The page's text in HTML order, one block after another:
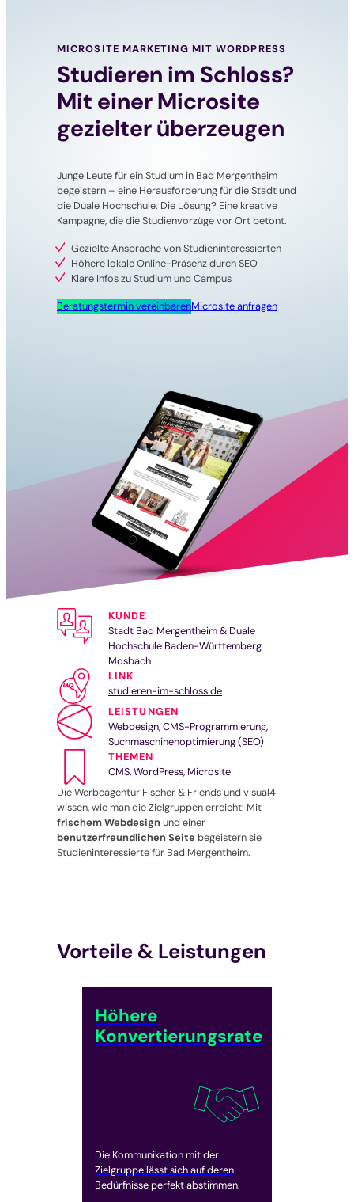
MICROSITE MARKETING MIT WORDPRESS
Studieren im Schloss?
Mit einer Microsite
gezielter überzeugen
Junge Leute für ein Studium in Bad Mergentheim
begeistern – eine Herausforderung für die Stadt und
die Duale Hochschule. Die Lösung? Eine kreative
Kampagne, die die Studienvorzüge vor Ort betont.
Gezielte Ansprache von Studieninteressierten
Höhere lokale Online-Präsenz durch SEO
Klare Infos zu Studium und Campus
Beratungstermin vereinbarenMicrosite anfragen
KUNDE
Stadt Bad Mergentheim & Duale
Hochschule Baden-Württemberg
Mosbach
LINK
studieren-im-schloss.de
LEISTUNGEN
Webdesign, CMS-Programmierung,
Suchmaschinenoptimierung (SEO)
THEMEN
CMS, WordPress, Microsite
Die Werbeagentur Fischer & Friends und visual4
wissen, wie man die Zielgruppen erreicht: Mit
frischem Webdesign und einer
benutzerfreundlichen Seite begeistern sie
Studieninteressierte für Bad Mergentheim.
Vorteile & Leistungen
Höhere
Konvertierungsrate
Die Kommunikation mit der
Zielgruppe lässt sich auf deren
Bedürfnisse perfekt abstimmen.